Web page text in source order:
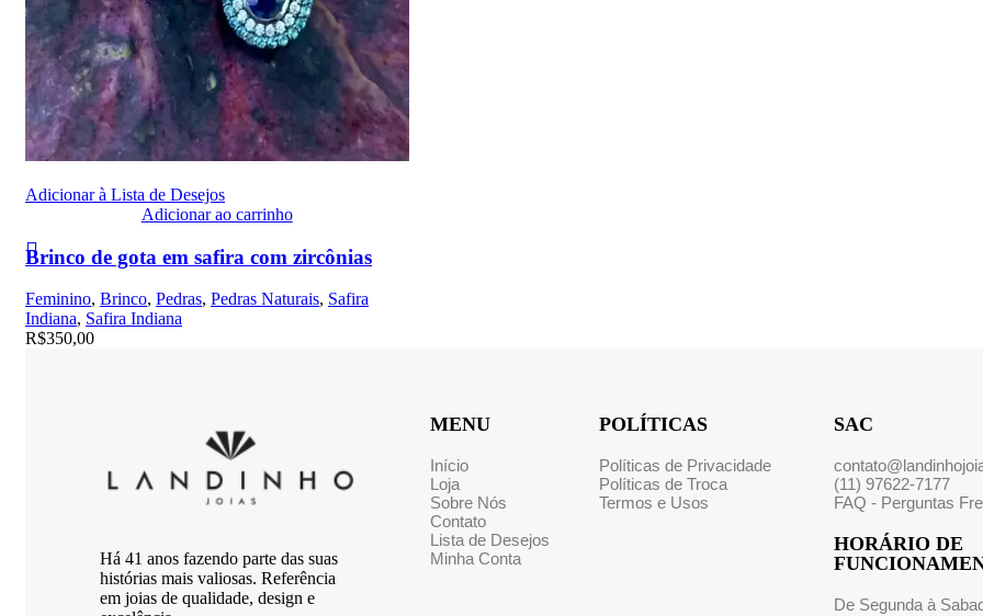
Adicionar à Lista de Desejos
Adicionar ao carrinho
Brinco de gota em safira com zircônias
Feminino, Brinco, Pedras, Pedras Naturais, Safira
Indiana, Safira Indiana
R$350,00
Há 41 anos fazendo parte das suas
histórias mais valiosas. Referência
em joias de qualidade, design e
MENU
Início
Loja
Sobre Nós
Contato
Lista de Desejos
Minha Conta
POLÍTICAS
Políticas de Privacidade
Políticas de Troca
Termos e Usos
SAC
(11) 97622-7177
FAQ - Perguntas
HORÁRIO DE
De Segunda à